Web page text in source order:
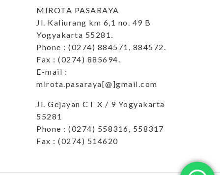
MIROTA PASARAYA
Jl. Kaliurang km 6,1 no. 49 B
Yogyakarta 55281.
Phone : (0274) 884571, 884572.
Fax : (0274) 885694.
E-mail :
mirota.pasaraya[@]gmail.com
Jl. Gejayan CT X / 9 Yogyakarta
55281
Phone : (0274) 558316, 558317
Fax : (0274) 514620